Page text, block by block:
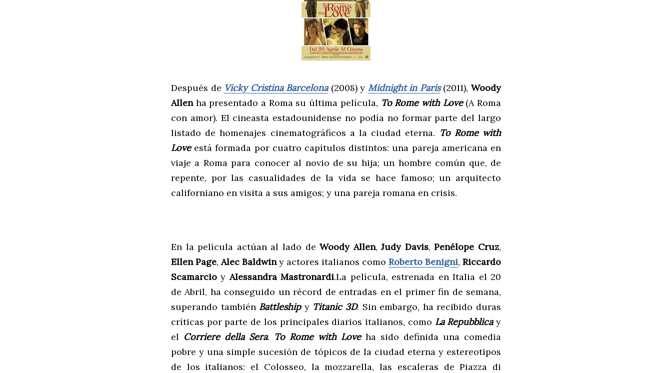
Después de Vicky Cristina Barcelona(2008) y Midnight in Paris(2011),Woody
Allenha presentado a Roma su última película, To Rome with Love(A Roma
con amor). El cineasta estadounidense no podía no formar parte del largo
listado de homenajes cinematográficos a la ciudad eterna. To Rome with
Loveestá formada por cuatro capítulos distintos: una pareja americana en
viaje a Roma para conocer al novio de su hija; un hombre común que, de
repente, por las casualidades de la vida se hace famoso; un arquitecto
californiano en visita a sus amigos; y una pareja romana en crisis.
En la película actúan al lado deWoody Allen,Judy Davis,Penélope Cruz,
Ellen Page, Alec Baldwiny actores italianos como Roberto Benigni, Riccardo
Scamarcio y Alessandra Mastronardi.La película, estrenada en Italia el 20
de Abril, ha conseguido un récord de entradas en el primer fin de semana,
superando también Battleshipy Titanic 3D. Sin embargo, ha recibido duras
críticas por parte de los principales diarios italianos, como La Repubblicay
el Corriere della Sera. To Rome with Loveha sido definida una comedia
pobre y una simple sucesión de tópicos de la ciudad eterna y estereotipos
de los italianos: el Colosseo, la mozzarella, las escaleras de Piazza di